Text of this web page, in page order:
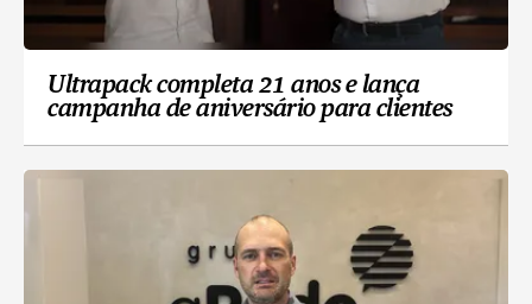
Ultrapack completa 21 anos e lança
campanha de aniversário para clientes